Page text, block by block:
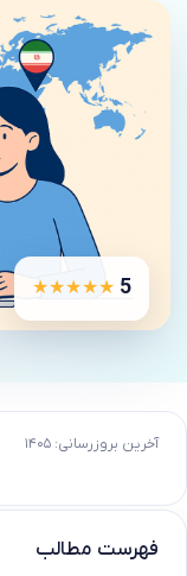
5
★★★★★
آخرین بروزرسانی: ۱۴۰۵
فهرست مطالب